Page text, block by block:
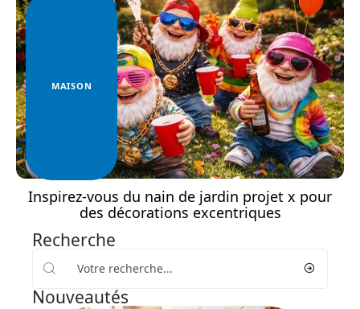
MAISON
Inspirez-vous du nain de jardin projet x pour
des décorations excentriques
Recherche
Nouveautés